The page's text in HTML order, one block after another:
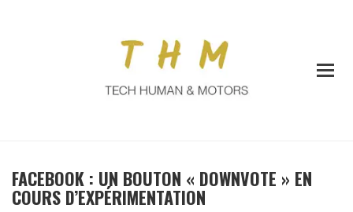
FACEBOOK : UN BOUTON « DOWNVOTE » EN
COURS D’EXPÉRIMENTATION